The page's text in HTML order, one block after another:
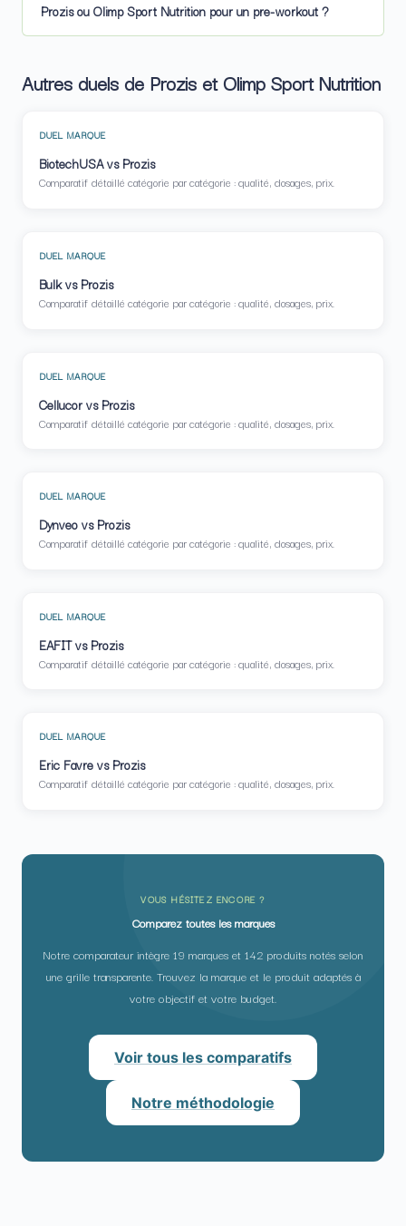
Prozis ou Olimp Sport Nutrition pour un pre-workout ?
Autres duels de Prozis et Olimp Sport Nutrition
DUEL MARQUE
BiotechUSA vs Prozis
Comparatif détaillé catégorie par catégorie : qualité, dosages, prix.
DUEL MARQUE
Bulk vs Prozis
Comparatif détaillé catégorie par catégorie : qualité, dosages, prix.
DUEL MARQUE
Cellucor vs Prozis
Comparatif détaillé catégorie par catégorie : qualité, dosages, prix.
DUEL MARQUE
Dynveo vs Prozis
Comparatif détaillé catégorie par catégorie : qualité, dosages, prix.
DUEL MARQUE
EAFIT vs Prozis
Comparatif détaillé catégorie par catégorie : qualité, dosages, prix.
DUEL MARQUE
Eric Favre vs Prozis
Comparatif détaillé catégorie par catégorie : qualité, dosages, prix.
VOUS HÉSITEZ ENCORE ?
Comparez toutes les marques
Notre comparateur intègre 19 marques et 142 produits notés selon
une grille transparente. Trouvez la marque et le produit adaptés à
votre objectif et votre budget.
Voir tous les comparatifs
Notre méthodologie